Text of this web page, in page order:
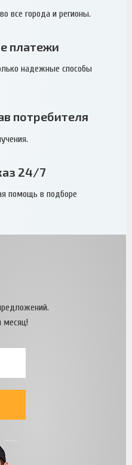
все города и регионы.
платежи
надежные способы
потребителя
24/7
помощь в подборе